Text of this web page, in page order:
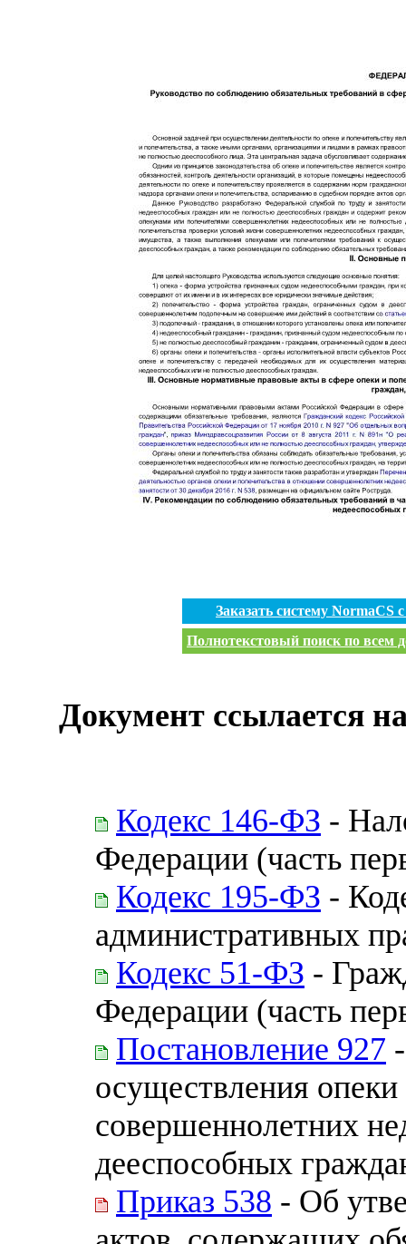
Заказать систему
Полнотекстовый поиск по всем
Документ ссылается
Кодекс 146-ФЗ -
Федерации (часть
Кодекс 195-ФЗ -
административных
Кодекс 51-ФЗ -
Федерации (часть
Постановление 927
осуществления
совершеннолетних
дееспособных
Приказ 538 - Об